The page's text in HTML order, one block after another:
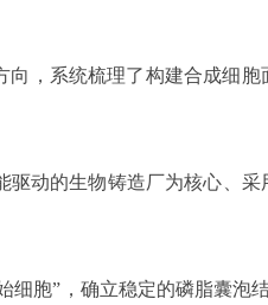
，系统梳理了构建合成细胞
动的生物铸造厂为核心、采
胞”，确立稳定的磷脂囊泡